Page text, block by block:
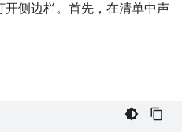
侧边栏。首先，在清单中声